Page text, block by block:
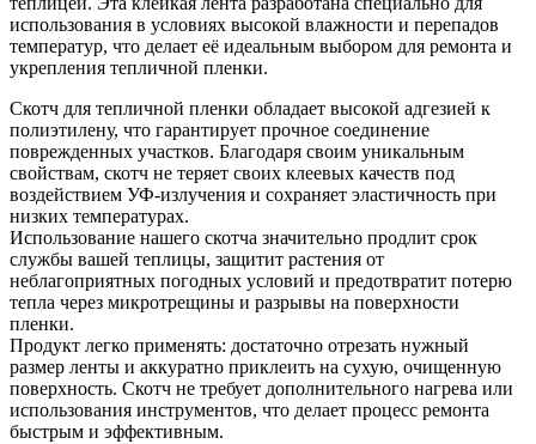
использования в условиях высокой влажности и перепадов
температур, что делает её идеальным выбором для ремонта и
укрепления тепличной пленки.
Скотч для тепличной пленки обладает высокой адгезией к
полиэтилену, что гарантирует прочное соединение
поврежденных участков. Благодаря своим уникальным
свойствам, скотч не теряет своих клеевых качеств под
воздействием УФ-излучения и сохраняет эластичность при
низких температурах.
Использование нашего скотча значительно продлит срок
службы вашей теплицы, защитит растения от
неблагоприятных погодных условий и предотвратит потерю
тепла через микротрещины и разрывы на поверхности
пленки.
Продукт легко применять: достаточно отрезать нужный
размер ленты и аккуратно приклеить на сухую, очищенную
поверхность. Скотч не требует дополнительного нагрева или
использования инструментов, что делает процесс ремонта
быстрым и эффективным.